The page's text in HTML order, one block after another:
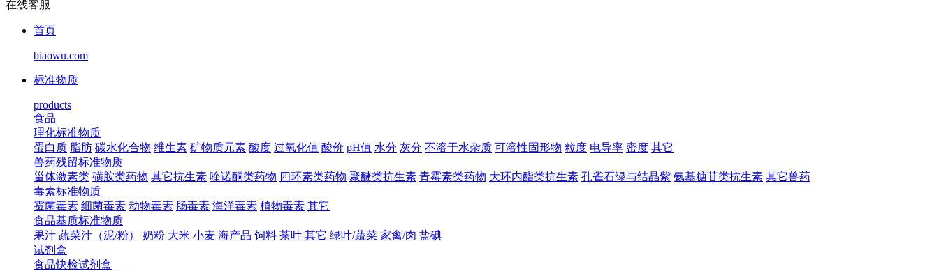
在线客服
首页
biaowu.com
标准物质
products
食品
理化标准物质
蛋白质 脂肪 碳水化合物 维生素 矿物质元素 酸度 过氧化值 酸价 pH值 水分 灰分 不溶于水杂质 可溶性固形物 粒度 电导率 密度 其它
兽药残留标准物质
甾体激素类 磺胺类药物 其它抗生素 喹诺酮类药物 四环素类药物 聚醚类抗生素 青霉素类药物 大环内酯类抗生素 孔雀石绿与结晶紫 氨基糖苷类抗生素 其它兽药
毒素标准物质
霉菌毒素 细菌毒素 动物毒素 肠毒素 海洋毒素 植物毒素 其它
食品基质标准物质
果汁 蔬菜汁（泥/粉） 奶粉 大米 小麦 海产品 饲料 茶叶 其它 绿叶/蔬菜 家禽/肉 盐碘
试剂盒
食品快检试剂盒